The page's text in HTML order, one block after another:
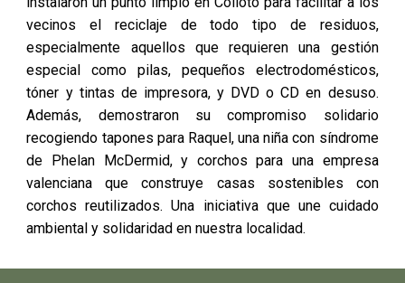
vecinos el reciclaje de todo tipo de residuos,
especialmente aquellos que requieren una gestión
especial como pilas, pequeños electrodomésticos,
tóner y tintas de impresora, y DVD o CD en desuso.
Además, demostraron su compromiso solidario
recogiendo tapones para Raquel, una niña con síndrome
de Phelan McDermid, y corchos para una empresa
valenciana que construye casas sostenibles con
corchos reutilizados. Una iniciativa que une cuidado
ambiental y solidaridad en nuestra localidad.